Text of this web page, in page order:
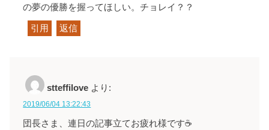
の夢の優勝を握ってほしい。チョレイ？？
引用 返信
stteffilove より:
2019/06/04 13:22:43
団長さま、連日の記事立てお疲れ様です☕️